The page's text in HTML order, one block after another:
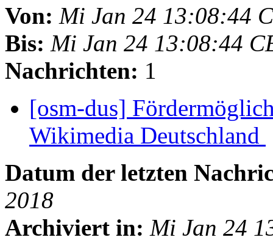
Von: Mi Jan 24 13:08:44
Bis: Mi Jan 24 13:08:44
Nachrichten: 1
[osm-dus]
Wikimedia Deutschland
Datum der letzten
2018
Archiviert in: Mi Jan 24